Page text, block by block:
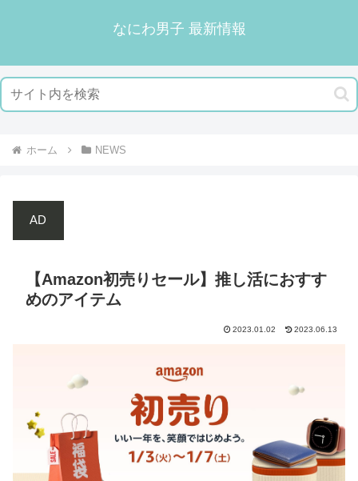
なにわ男子 最新情報
ホーム NEWS
AD
【Amazon初売りセール】推し活におすす
めのアイテム
2023.01.02 2023.06.13